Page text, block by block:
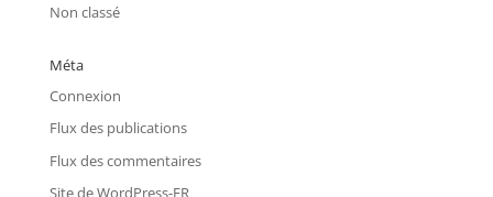
Non classé
Méta
Connexion
Flux des publications
Flux des commentaires
Site de WordPress-FR